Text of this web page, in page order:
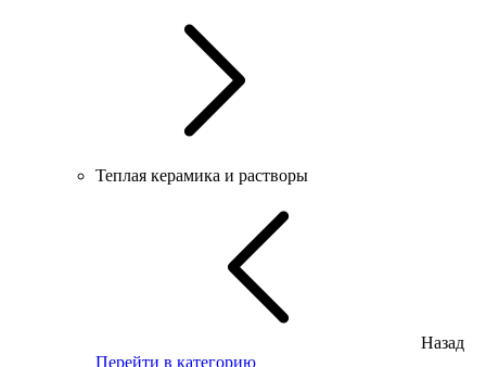
Теплая керамика и растворы
Назад
Перейти в категорию